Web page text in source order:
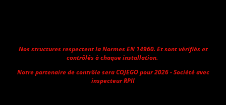
Nos structures respectent la Normes EN 14960. Et sont vérifiés et
contrôlés à chaque installation.
Notre partenaire de contrôle sera COJEGO pour 2026 - Société avec
inspecteur RPII